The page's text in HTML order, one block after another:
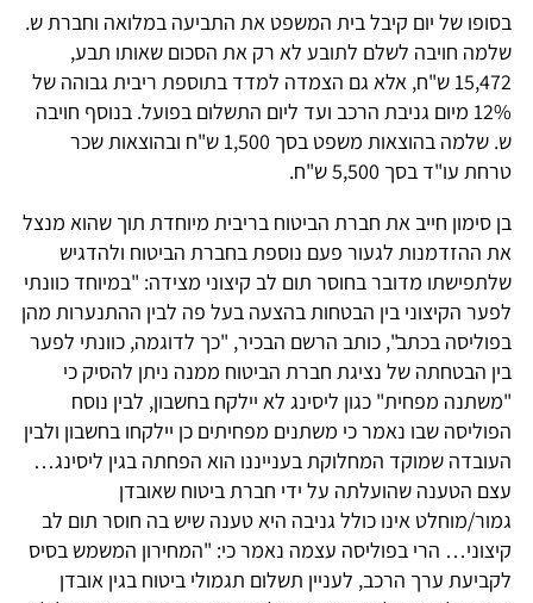
בסופו של יום קיבל בית המשפט את התביעה במלואה וחברת ש.
שלמה חויבה לשלם לתובע לא רק את הסכום שאותו תבע,
15,472 ש"ח, אלא גם הצמדה למדד בתוספת ריבית גבוהה של
12% מיום גניבת הרכב ועד ליום התשלום בפועל. בנוסף חויבה
ש. שלמה בהוצאות משפט בסך 1,500 ש"ח ובהוצאות שכר
טרחת עו"ד בסך 5,500 ש"ח.
בן סימון חייב את חברת הביטוח בריבית מיוחדת תוך שהוא מנצל
את ההזדמנות לגעור פעם נוספת בחברת הביטוח ולהדגיש
שלתפישתו מדובר בחוסר תום לב קיצוני מצידה: "במיוחד כוונתי
לפער הקיצוני בין הבטחות בהצעה בעל פה לבין ההתנערות מהן
בפוליסה בכתב", כותב הרשם הבכיר, "כך לדוגמה, כוונתי לפער
בין הבטחתה של נציגת חברת הביטוח ממנה ניתן להסיק כי
"משתנה מפחית" כגון ליסינג לא יילקח בחשבון, לבין נוסח
הפוליסה שבו נאמר כי משתנים מפחיתים כן יילקחו בחשבון ולבין
העובדה שמוקד המחלוקת בענייננו הוא הפחתה בגין ליסינג…
עצם הטענה שהועלתה על ידי חברת ביטוח שאובדן
גמור/מוחלט אינו כולל גניבה היא טענה שיש בה חוסר תום לב
קיצוני… הרי בפוליסה עצמה נאמר כי: "המחירון המשמש בסיס
לקביעת ערך הרכב, לעניין תשלום תגמולי ביטוח בגין אובדן